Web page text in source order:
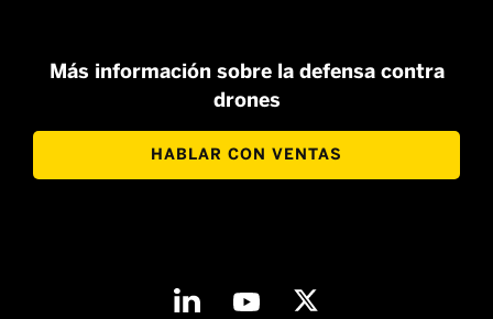
Más información sobre la defensa contra
drones
HABLAR CON VENTAS